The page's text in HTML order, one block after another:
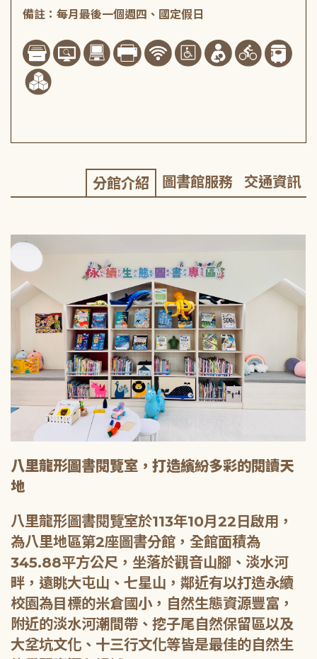
備註：每月最後一個週四、國定假日
分館介紹 圖書館服務 交通資訊
八里龍形圖書閱覽室，打造繽紛多彩的閱讀天
地
八里龍形圖書閱覽室於113年10月22日啟用，
為八里地區第2座圖書分館，全館面積為
345.88平方公尺，坐落於觀音山腳、淡水河
畔，遠眺大屯山、七星山，鄰近有以打造永續
校園為目標的米倉國小，自然生態資源豐富，
附近的淡水河潮間帶、挖子尾自然保留區以及
大坌坑文化、十三行文化等皆是最佳的自然生